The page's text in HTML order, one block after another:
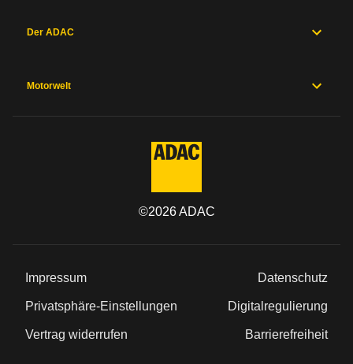
Der ADAC
Motorwelt
©2026ADAC
Impressum Datenschutz
Privatsphäre-Einstellungen Digitalregulierung
Vertrag widerrufen Barrierefreiheit